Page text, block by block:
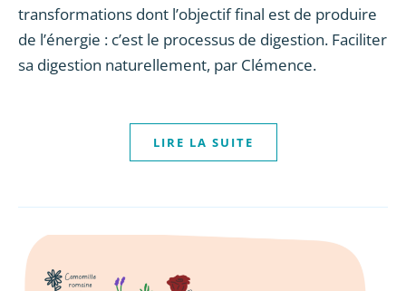
transformations dont l’objectif final est de produire
de l’énergie : c’est le processus de digestion. Faciliter
sa digestion naturellement, par Clémence.
LIRE LA SUITE